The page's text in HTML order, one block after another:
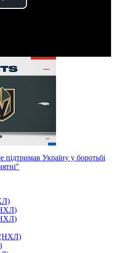
Play
підтримав Україну у боротьбі
(НХЛ)